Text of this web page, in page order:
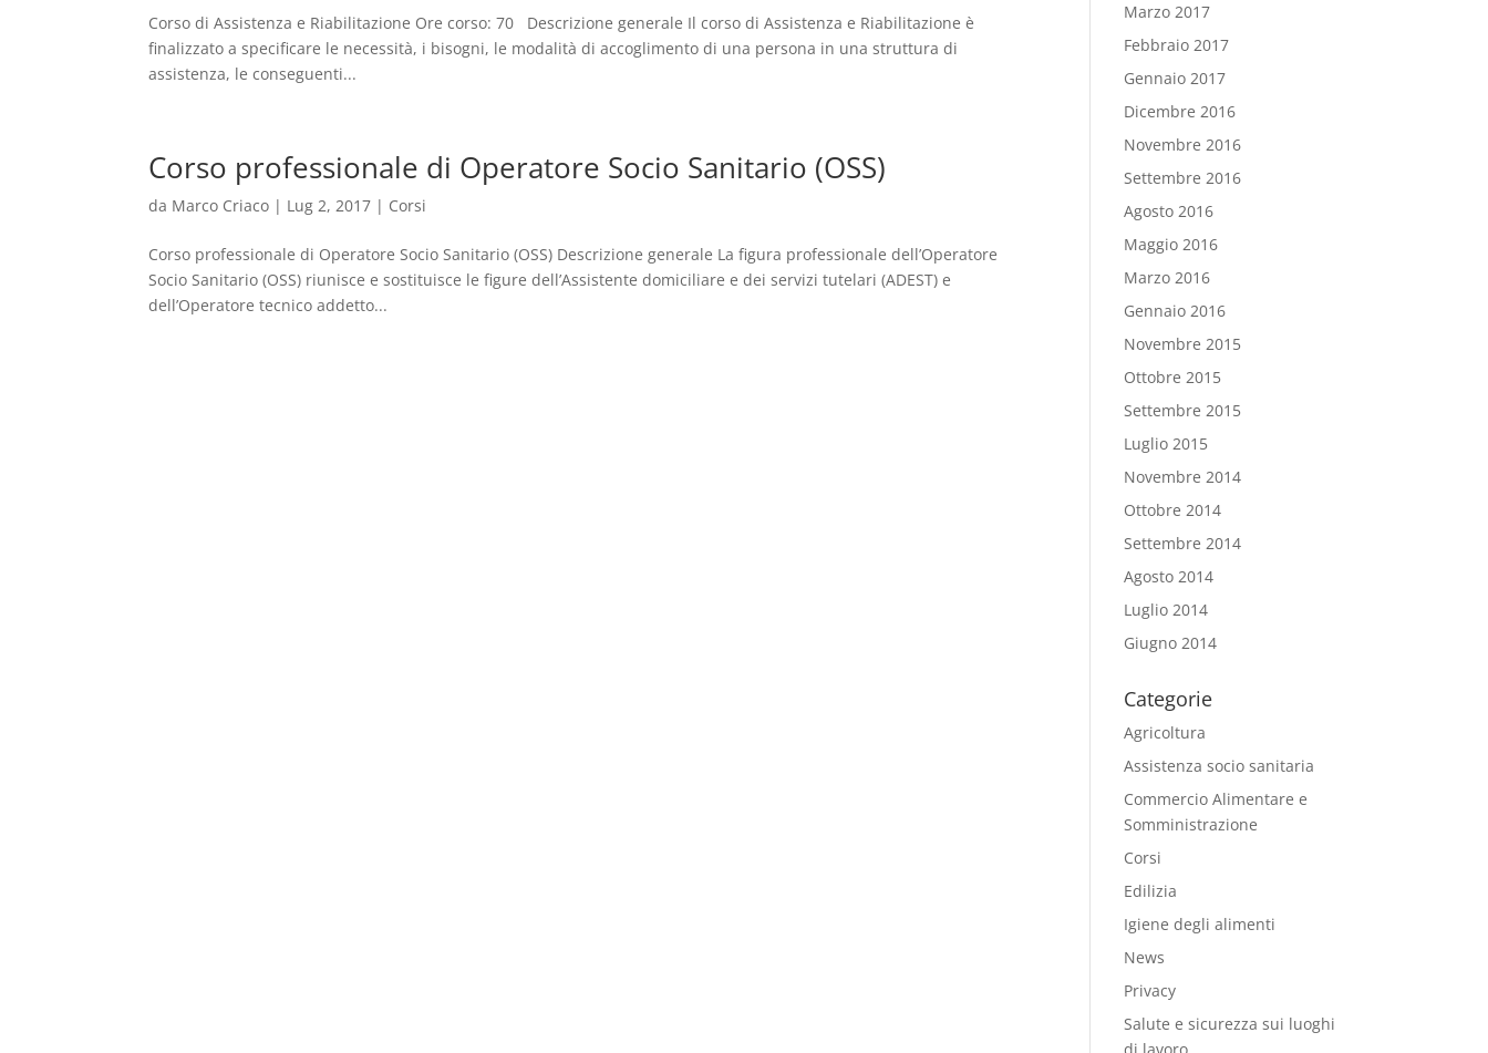
Corso di Assistenza e Riabilitazione Ore corso: 70 Descrizione generale Il corso di Assistenza e Riabilitazione è
finalizzato a specificare le necessità, i bisogni, le modalità di accoglimento di una persona in una struttura di
assistenza, le conseguenti...
Corso professionale di Operatore Socio Sanitario (OSS)
da Marco Criaco | Lug 2, 2017 | Corsi
Corso professionale di Operatore Socio Sanitario (OSS) Descrizione generale La figura professionale dell’Operatore
Socio Sanitario (OSS) riunisce e sostituisce le figure dell’Assistente domiciliare e dei servizi tutelari (ADEST) e
dell’Operatore tecnico addetto...
Marzo 2017
Febbraio 2017
Gennaio 2017
Dicembre 2016
Novembre 2016
Settembre 2016
Agosto 2016
Maggio 2016
Marzo 2016
Gennaio 2016
Novembre 2015
Ottobre 2015
Settembre 2015
Luglio 2015
Novembre 2014
Ottobre 2014
Settembre 2014
Agosto 2014
Luglio 2014
Giugno 2014
Categorie
Agricoltura
Assistenza socio sanitaria
Commercio Alimentare e
Somministrazione
Corsi
Edilizia
Igiene degli alimenti
News
Privacy
Salute e sicurezza sui luoghi